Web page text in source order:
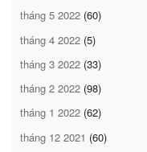
tháng 5 2022 (60)
tháng 4 2022 (5)
tháng 3 2022 (33)
tháng 2 2022 (98)
tháng 1 2022 (62)
tháng 12 2021 (60)